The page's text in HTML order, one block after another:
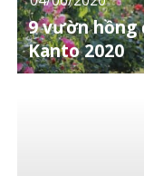
9 vườn hồng
Kanto 2020